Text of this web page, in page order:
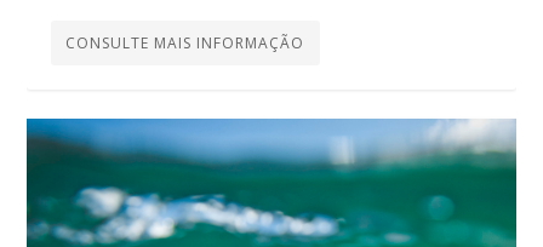
CONSULTE MAIS INFORMAÇÃO